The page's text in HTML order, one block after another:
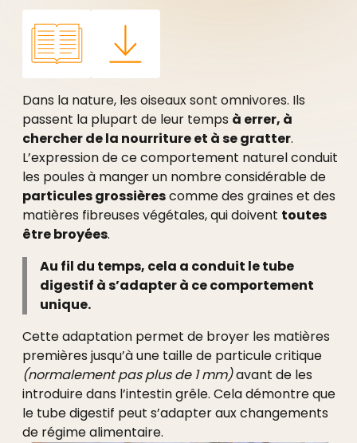
Dans la nature, les oiseaux sont omnivores. Ils
passent la plupart de leur temps à errer, à
chercher de la nourriture et à se gratter.
L’expression de ce comportement naturel conduit
les poules à manger un nombre considérable de
particules grossièrescomme des graines et des
matières fibreuses végétales, qui doivent toutes
être broyées.
Au fil du temps, cela a conduit le tube
digestif à s’adapter à ce comportement
unique.
Cette adaptation permet de broyer les matières
premières jusqu’à une taille de particule critique
(normalement pas plus de 1 mm)avant de les
introduire dans l’intestin grêle. Cela démontre que
le tube digestif peut s’adapter aux changements
de régime alimentaire.